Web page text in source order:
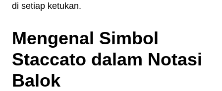
di setiap ketukan.
Mengenal Simbol
Staccato dalam Notasi
Balok